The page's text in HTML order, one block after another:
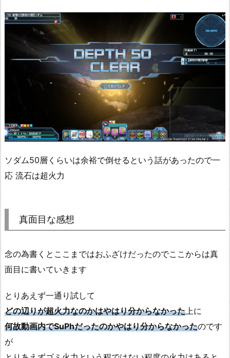
ソダム50層くらいは余裕で倒せるという話があったので一
応 流石は超火力
真面目な感想
念の為書くとここまではおふざけだったのでここからは真
面目に書いていきます
とりあえず一通り試して
どの辺りが超火力なのかはやはり分からなかった 上に
何故動画内でSuPhだったのかやはり分からなかったのです
が